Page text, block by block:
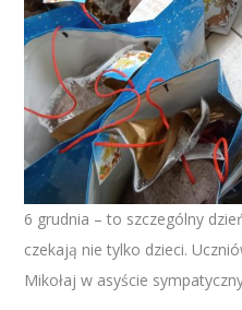
6 grudnia – to szczególny
czekają nie tylko dzieci.
Mikołaj w asyście